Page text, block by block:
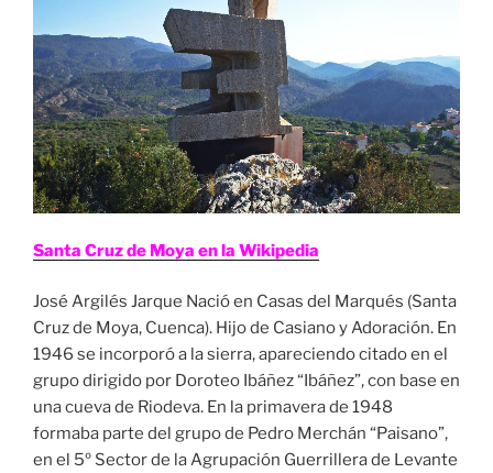
Santa Cruz de Moya en la Wikipedia
José Argilés Jarque Nació en Casas del Marqués (Santa
Cruz de Moya, Cuenca). Hijo de Casiano y Adoración. En
1946 se incorporó a la sierra, apareciendo citado en el
grupo dirigido por Doroteo Ibáñez “Ibáñez”, con base en
una cueva de Riodeva. En la primavera de 1948
formaba parte del grupo de Pedro Merchán “Paisano”,
en el 5º Sector de la Agrupación Guerrillera de Levante